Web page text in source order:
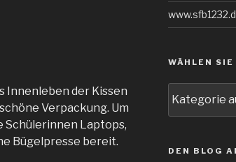
Innenleben der Kissen
Verpackung. Um
Schülerinnen Laptops,
Bügelpresse bereit.
WÄHLEN
Sie
ein
DEN BLOG